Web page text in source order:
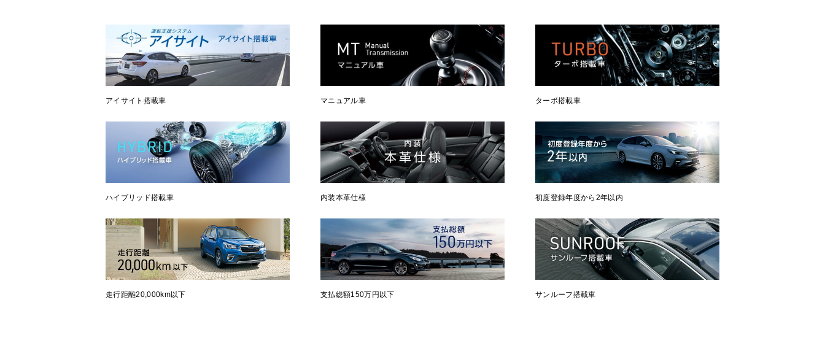
アイサイト搭載車 マニュアル車 ターボ搭載車
ハイブリッド搭載車 内装本革仕様 初度登録年度から2年以内
走行距離20,000km以下 支払総額150万円以下 サンルーフ搭載車